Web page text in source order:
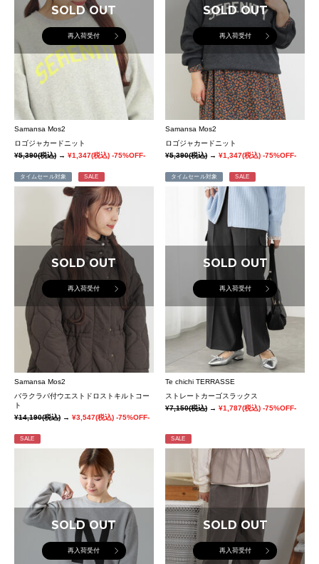
SOLD OUT
再入荷受付
Samansa Mos2
ロゴジャカードニット
¥5,390(税込) → ¥1,347(税込) -75%OFF-
SOLD OUT
再入荷受付
Samansa Mos2
ロゴジャカードニット
¥5,390(税込)→¥1,347(税込) -75%OFF-
タイムセール対象 SALE
SOLD OUT
再入荷受付
Samansa Mos2
バラクラバ付ウエストドロストキルトコー
ト
¥14,190(税込) → ¥3,547(税込) -75%OFF-
タイムセール対象 SALE
SOLD OUT
再入荷受付
Te chichi TERRASSE
ストレートカーゴスラックス
¥7,150(税込)→¥1,787(税込) -75%OFF-
SALE
SOLD OUT
再入荷受付
SALE
SOLD OUT
再入荷受付